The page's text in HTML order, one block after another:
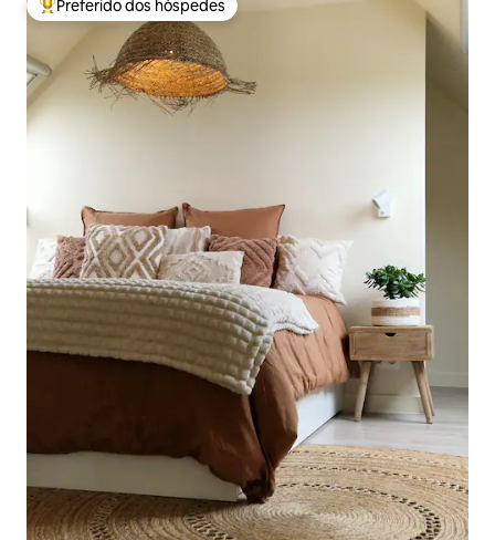
Entre os melhores preferidos dos hóspedes
Preferido dos hóspedes